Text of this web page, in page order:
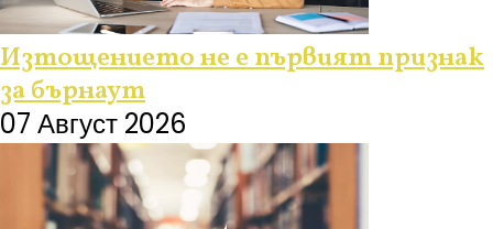
Изтощението не е първият признак
за бърнаут
07 Август 2026